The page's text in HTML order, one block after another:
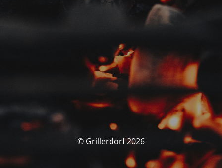
© Grillerdorf 2026